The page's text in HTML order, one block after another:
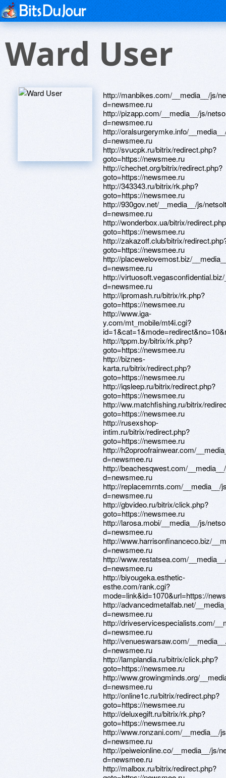
Ward User
http://manbikes.com/__media__/js/
d=newsmee.ru
http://pizapp.com/__media__/js/
d=newsmee.ru
http://oralsurgerymke.info/
d=newsmee.ru
http://svucpk.ru/bitrix/redirect.php?
goto=https://newsmee.ru
http://chechet.org/bitrix/redirect.php?
goto=https://newsmee.ru
http://343343.ru/bitrix/rk.php?
goto=https://newsmee.ru
http://930gov.net/__media__/js/
d=newsmee.ru
http://wonderbox.ua/bitrix/
goto=https://newsmee.ru
http://zakazoff.club/bitrix/
goto=https://newsmee.ru
http://placewelovemost.biz/
d=newsmee.ru
http://
d=newsmee.ru
http://ipromash.ru/bitrix/rk.php?
goto=https://newsmee.ru
http://www.iga-
y.com/mt_mobile/mt4i.cgi?
http://tppm.by/bitrix/rk.php?
goto=https://newsmee.ru
http://biznes-
karta.ru/bitrix/redirect.php?
goto=https://newsmee.ru
http://iqsleep.ru/bitrix/redirect.php?
goto=https://newsmee.ru
http://ww.matchfishing.ru/bitrix/
goto=https://newsmee.ru
http://rusexshop-
intim.ru/bitrix/redirect.php?
goto=https://newsmee.ru
http://h2oproofrainwear.com/
d=newsmee.ru
http://beachesqwest.com/
d=newsmee.ru
http://replacemrnts.com/__media__/
d=newsmee.ru
http://gbvideo.ru/bitrix/click.php?
goto=https://newsmee.ru
http://larosa.mobi/__media__/js/
d=newsmee.ru
http://www.harrisonfinanceco.biz/
d=newsmee.ru
http://www.restatsea.com/
d=newsmee.ru
http://biyougeka.esthetic-
esthe.com/rank.cgi?
mode=link&id=1070&url=https://
http://advancedmetalfab.net/
d=newsmee.ru
http://driveservicespecialists.com/
d=newsmee.ru
http://venueswarsaw.com/
d=newsmee.ru
http://lamplandia.ru/bitrix/click.php?
goto=https://newsmee.ru
http://www.growingminds.org/
d=newsmee.ru
http://online1c.ru/bitrix/redirect.php?
goto=https://newsmee.ru
http://deluxegift.ru/bitrix/rk.php?
goto=https://newsmee.ru
http://www.ronzani.com/__media__/
d=newsmee.ru
http://peiweionline.co/__media__/js/
d=newsmee.ru
http://malbox.ru/bitrix/redirect.php?